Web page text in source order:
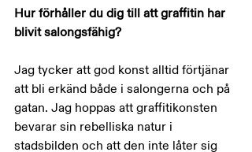
Hur förhåller du dig till att graffitin har
blivit salongsfähig?
Jag tycker att god konst alltid förtjänar
att bli erkänd både i salongerna och på
gatan. Jag hoppas att graffitikonsten
bevarar sin rebelliska natur i
stadsbilden och att den inte låter sig